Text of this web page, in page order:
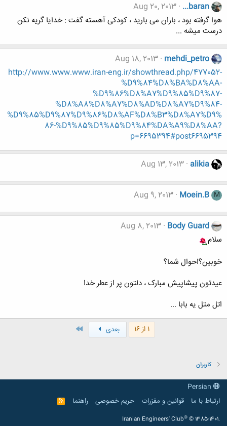
...baran
Aug 20, 2013
هوا گرفته بود ، باران می بارید ، كودكی آهسته گفت : خدایا گریه نكن
درست میشه ...
mehdi_petro
Aug 18, 2013
http://www.www.www.iran-eng.ir/showthread.php/477052-
%D9%84%D8%BA%D8%AA-
%D9%86%D8%A7%D9%85%D9%87-
%D8%A8%D8%A7%D8%AD%D8%A7%D9%84-
%D9%85%D9%87%D9%86%D8%AF%D8%B3%D8%A7%D9%
86-%D9%85%D9%85%D9%84%DA%A9%D8%AA?
p=6695394#post6695394
alikia
Aug 13, 2013
M
Moein.B
Aug 9, 2013
Body Guard
Aug 8, 2013
سلام
خوبین؟احوال شما؟
عیدتون پیشاپیش مبارک ، دلتون پر از عطر خدا
اتل متل یه بابا ...
1 از 16 بعدی
کاربران
ارتباط با ما
قوانین و مقرّرات حریم خصوصی راهنما
R
S
Iranian Engineers' Club® © 1385-1401.